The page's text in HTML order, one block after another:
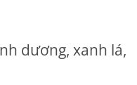
dương, xanh lá,